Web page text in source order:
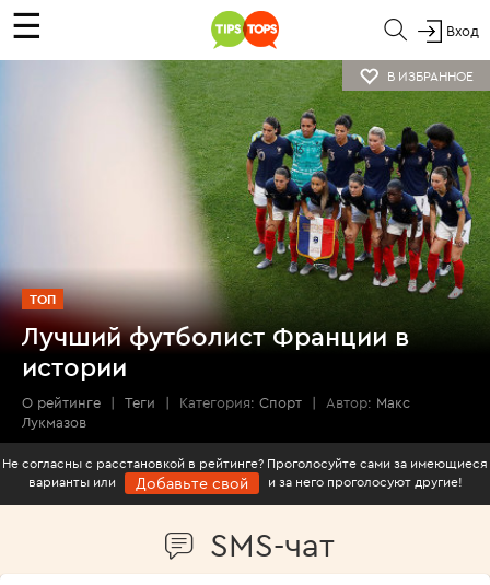
☰ Вход
В ИЗБРАННОЕ
ТОП
Лучший футболист Франции в
истории
О рейтинге | Теги | Категория: Спорт | Автор: Макс
Лукмазов
Не согласны с расстановкой в рейтинге? Проголосуйте сами за имеющиеся
варианты или
Добавьте свой и за него проголосуют другие!
SMS-чат